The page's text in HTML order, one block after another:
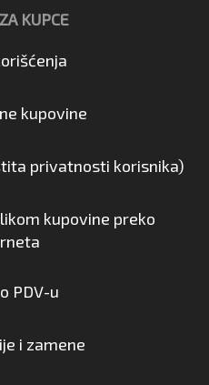
KUPCE
kupovine
privatnosti korisnika)
kupovine preko
PDV-u
i zamene